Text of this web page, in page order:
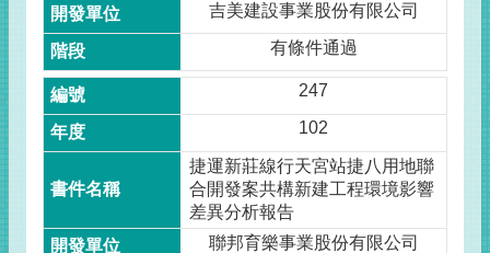
吉美建設事業股份有限公司
有條件通過
247
102
捷運新莊線行天宮站捷八用地聯
合開發案共構新建工程環境影響
差異分析報告
聯邦育樂事業股份有限公司